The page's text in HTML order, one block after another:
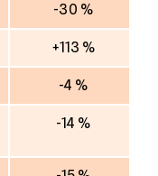
-30 %
+113 %
-4 %
-14 %